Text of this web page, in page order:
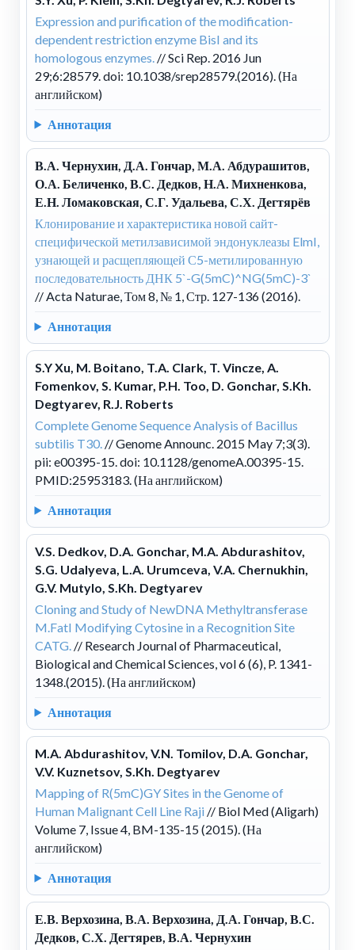
Expression and purification of the modification-
dependent restriction enzyme BisI and its
homologous enzymes. // Sci Rep. 2016 Jun
29;6:28579. doi: 10.1038/srep28579.(2016). (На
английском)
Аннотация
В.А. Чернухин, Д.А. Гончар, М.А. Абдурашитов,
О.А. Беличенко, В.С. Дедков, Н.А. Михненкова,
Е.Н. Ломаковская, С.Г. Удальева, С.Х. Дегтярёв
Клонирование и характеристика новой сайт-
специфической метилзависимой эндонуклеазы ElmI,
узнающей и расщепляющей С5-метилированную
последовательность ДНК 5`-G(5mC)^NG(5mC)-3`
// Acta Naturae, Том 8, № 1, Стр. 127-136 (2016).
Аннотация
S.Y Xu, M. Boitano, T.A. Clark, T. Vincze, A.
Fomenkov, S. Kumar, P.H. Too, D. Gonchar, S.Kh.
Degtyarev, R.J. Roberts
Complete Genome Sequence Analysis of Bacillus
subtilis T30. // Genome Announc. 2015 May 7;3(3).
pii: e00395-15. doi: 10.1128/genomeA.00395-15.
PMID:25953183. (На английском)
Аннотация
V.S. Dedkov, D.A. Gonchar, M.A. Abdurashitov,
S.G. Udalyeva, L.A. Urumceva, V.A. Chernukhin,
G.V. Mutylo, S.Kh. Degtyarev
Cloning and Study of NewDNA Methyltransferase
M.FatI Modifying Cytosine in a Recognition Site
CATG. // Research Journal of Pharmaceutical,
Biological and Chemical Sciences, vol 6 (6), P. 1341-
1348.(2015). (На английском)
Аннотация
M.A. Abdurashitov, V.N. Tomilov, D.A. Gonchar,
V.V. Kuznetsov, S.Kh. Degtyarev
Mapping of R(5mC)GY Sites in the Genome of
Human Malignant Cell Line Raji // Biol Med (Aligarh)
Volume 7, Issue 4, BM-135-15 (2015). (На
английском)
Аннотация
Е.В. Верхозина, В.А. Верхозина, Д.А. Гончар, В.С.
Дедков, С.Х. Дегтярев, В.А. Чернухин